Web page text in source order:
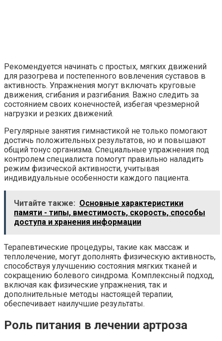
Рекомендуется начинать с простых, мягких движений
для разогрева и постепенного вовлечения суставов в
активность. Упражнения могут включать круговые
движения, сгибания и разгибания. Важно следить за
состоянием своих конечностей, избегая чрезмерной
нагрузки и резких движений.
Регулярные занятия гимнастикой не только помогают
достичь положительных результатов, но и повышают
общий тонус организма. Специальные упражнения под
контролем специалиста помогут правильно наладить
режим физической активности, учитывая
индивидуальные особенности каждого пациента.
Читайте также: Основные характеристики
памяти - типы, вместимость, скорость, способы
доступа и хранения информации
Терапевтические процедуры, такие как массаж и
теплолечение, могут дополнять физическую активность,
способствуя улучшению состояния мягких тканей и
сокращению болевого синдрома. Комплексный подход,
включая как физические упражнения, так и
дополнительные методы настоящей терапии,
обеспечивает наилучшие результаты.
Роль питания в лечении артроза